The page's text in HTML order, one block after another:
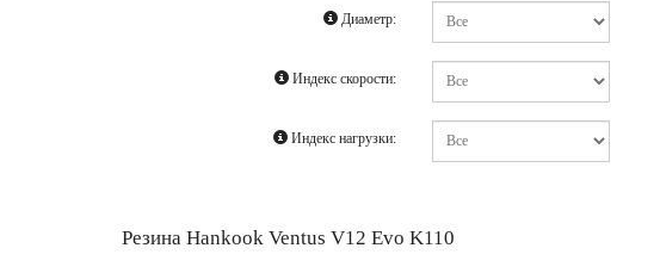
Диаметр:
Индекс скорости:
Индекс нагрузки:
Резина Hankook Ventus V12 Evo K110